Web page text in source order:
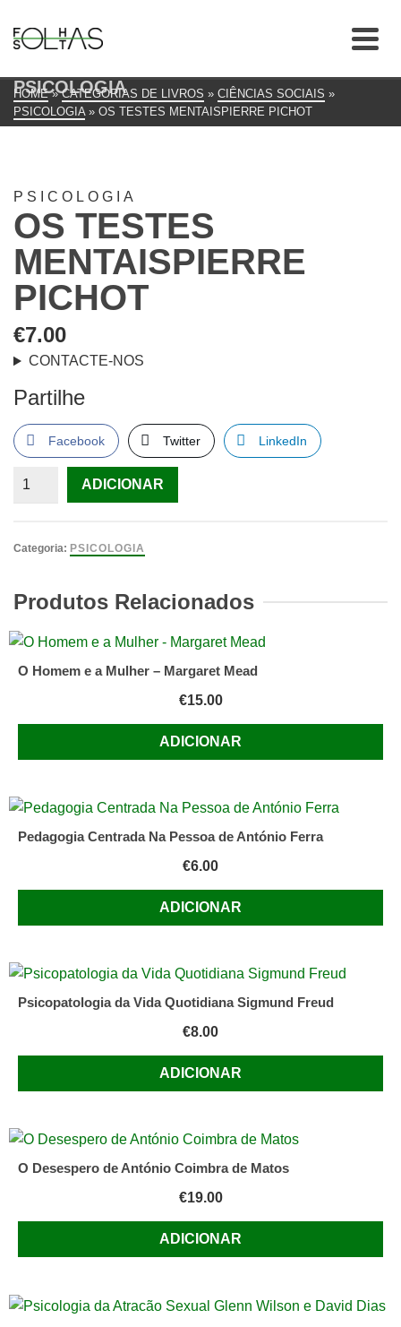
PSICOLOGIA
HOME » CATEGORIAS DE LIVROS » CIÊNCIAS SOCIAIS »
PSICOLOGIA » OS TESTES MENTAISPIERRE PICHOT
PSICOLOGIA
OS TESTES
MENTAISPIERRE
PICHOT
€7.00
CONTACTE-NOS
Partilhe
Facebook Twitter LinkedIn
Quantidade
TESTES
ADICIONAR
Categoria: PSICOLOGIA
Produtos Relacionados
O Homem e a Mulher – Margaret Mead
€15.00
ADICIONAR
Pedagogia Centrada Na Pessoa de António Ferra
€6.00
ADICIONAR
Psicopatologia da Vida Quotidiana Sigmund Freud
€8.00
ADICIONAR
O Desespero de António Coimbra de Matos
€19.00
ADICIONAR